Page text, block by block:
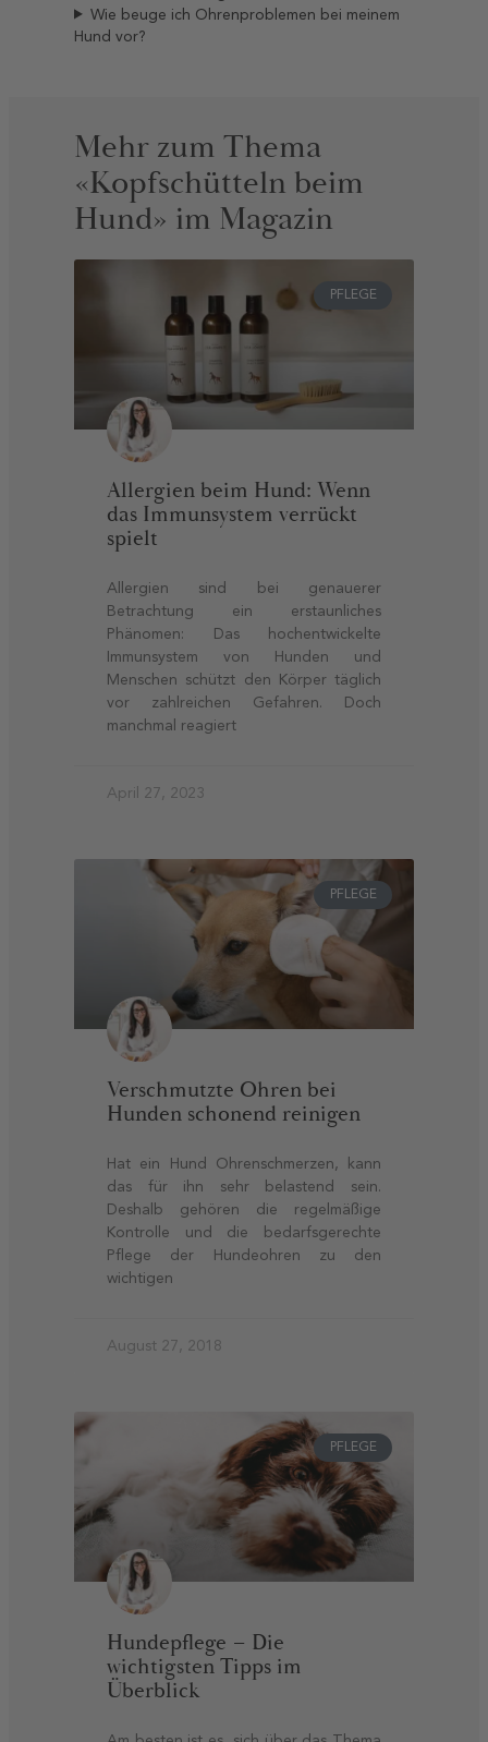
Wie beuge ich Ohrenproblemen bei meinem
Hund vor?
Mehr zum Thema
«Kopfschütteln beim
Hund» im Magazin
PFLEGE
Allergien beim Hund: Wenn
das Immunsystem verrückt
spielt
Allergien sind bei genauerer
Betrachtung ein erstaunliches
Phänomen: Das hochentwickelte
Immunsystem von Hunden und
Menschen schützt den Körper täglich
vor zahlreichen Gefahren. Doch
manchmal reagiert
April 27, 2023
PFLEGE
Verschmutzte Ohren bei
Hunden schonend reinigen
Hat ein Hund Ohrenschmerzen, kann
das für ihn sehr belastend sein.
Deshalb gehören die regelmäßige
Kontrolle und die bedarfsgerechte
Pflege der Hundeohren zu den
wichtigen
August 27, 2018
PFLEGE
Hundepflege – Die
wichtigsten Tipps im
Überblick